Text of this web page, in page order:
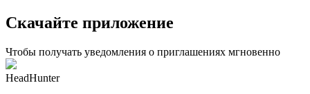
Скачайте приложение
Чтобы получать уведомления о приглашениях мгновенно
HeadHunter